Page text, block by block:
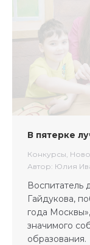
В пятерке
Конкурсы
Автор: Юлия
Воспитатель
Гайдукова,
года
значимого
образования.